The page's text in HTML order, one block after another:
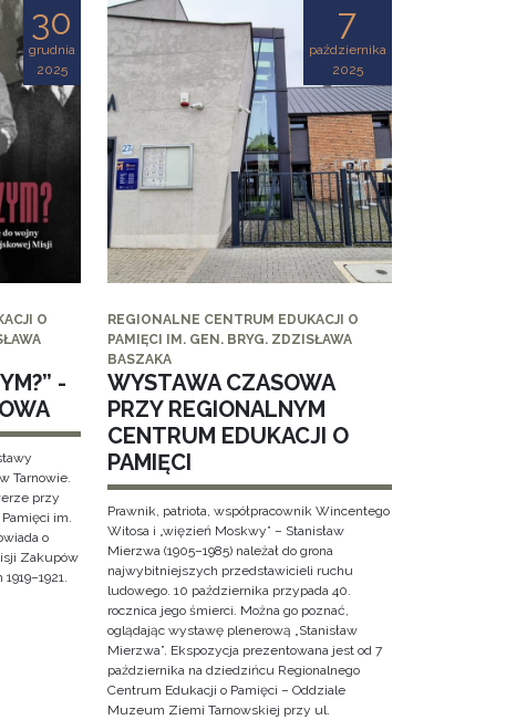
30
grudnia
2025
O
-
Tarnowie.
przy
im.
o
Zakupów
7
października
2025
REGIONALNE CENTRUM EDUKACJI O
PAMIĘCI IM. GEN. BRYG. ZDZISŁAWA
BASZAKA
WYSTAWA CZASOWA
PRZY REGIONALNYM
CENTRUM EDUKACJI O
PAMIĘCI
Prawnik, patriota, współpracownik Wincentego
Witosa i „więzień Moskwy” – Stanisław
Mierzwa (1905–1985) należał do grona
najwybitniejszych przedstawicieli ruchu
ludowego. 10 października przypada 40.
rocznica jego śmierci. Można go poznać,
oglądając wystawę plenerową „Stanisław
Mierzwa”. Ekspozycja prezentowana jest od 7
października na dziedzińcu Regionalnego
Centrum Edukacji o Pamięci – Oddziale
Muzeum Ziemi Tarnowskiej przy ul.